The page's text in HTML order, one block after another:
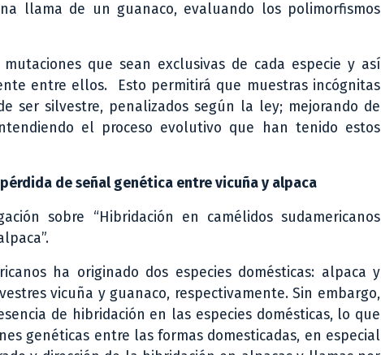
llama de un guanaco, evaluando los polimorfismos
que sean exclusivas de cada especie y así
entre ellos. Esto permitirá que muestras incógnitas
ser silvestre, penalizados según la ley; mejorando de
el proceso evolutivo que han tenido estos
de señal genética entre vicuña y alpaca
sobre “Hibridación en camélidos sudamericanos
ha originado dos especies domésticas: alpaca y
vicuña y guanaco, respectivamente. Sin embargo,
de hibridación en las especies domésticas, lo que
genéticas entre las formas domesticadas, en especial